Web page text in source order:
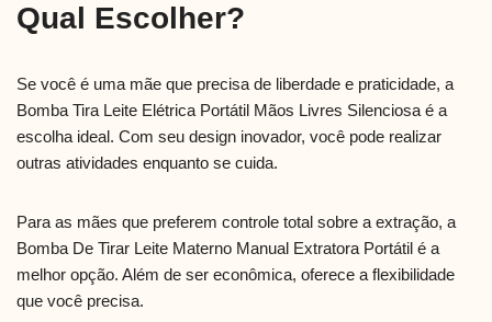
Qual Escolher?
Se você é uma mãe que precisa de liberdade e praticidade, a
Bomba Tira Leite Elétrica Portátil Mãos Livres Silenciosa é a
escolha ideal. Com seu design inovador, você pode realizar
outras atividades enquanto se cuida.
Para as mães que preferem controle total sobre a extração, a
Bomba De Tirar Leite Materno Manual Extratora Portátil é a
melhor opção. Além de ser econômica, oferece a flexibilidade
que você precisa.